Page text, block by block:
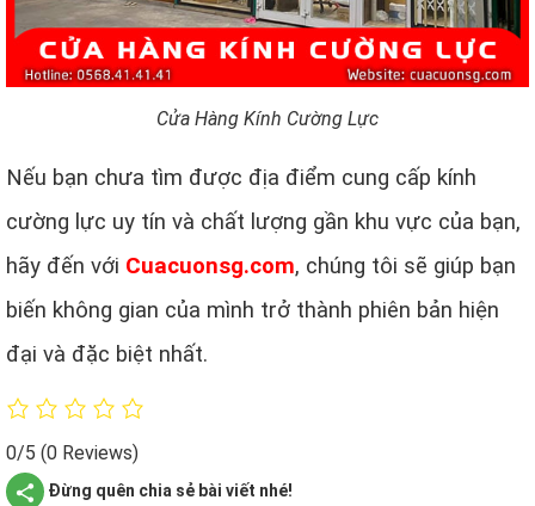
Cửa Hàng Kính Cường Lực
Nếu bạn chưa tìm được địa điểm cung cấp kính
cường lực uy tín và chất lượng gần khu vực của bạn,
hãy đến với Cuacuonsg.com, chúng tôi sẽ giúp bạn
biến không gian của mình trở thành phiên bản hiện
đại và đặc biệt nhất.
0/5 (0 Reviews)
Đừng quên chia sẻ bài viết nhé!